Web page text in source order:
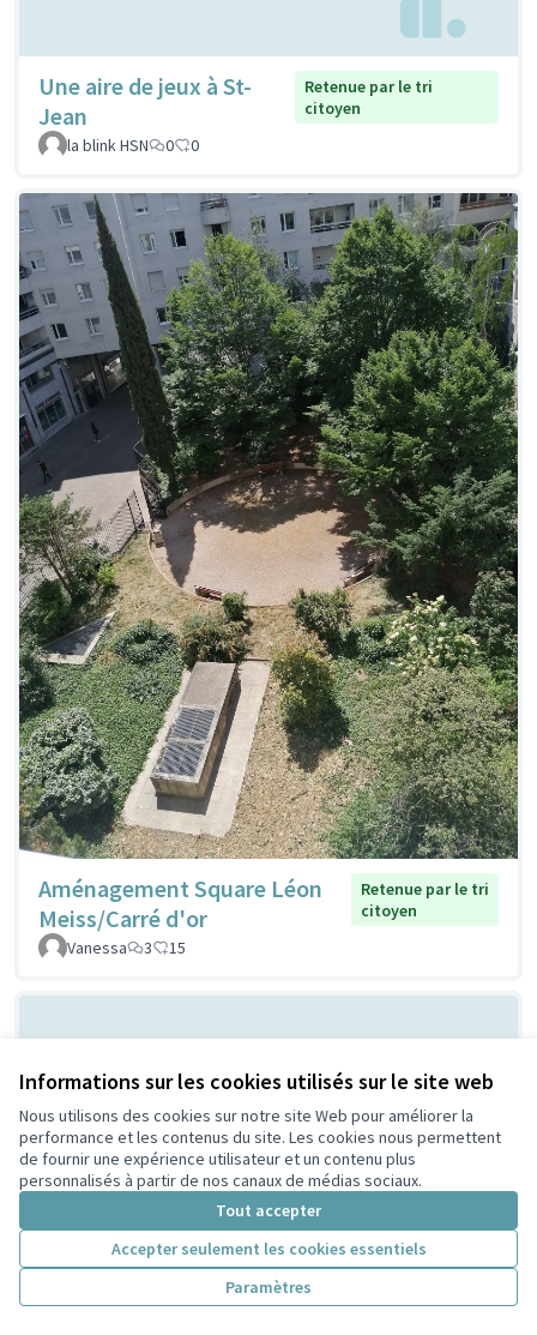
Informations sur les cookies utilisés sur le site web
Nous utilisons des cookies sur notre site Web pour améliorer la
performance et les contenus du site. Les cookies nous permettent
de fournir une expérience utilisateur et un contenu plus
personnalisés à partir de nos canaux de médias sociaux.
Tout accepter
Accepter seulement les cookies essentiels
Paramètres
Une aire de jeux à St-
Jean
Retenue par le tri
citoyen
la blink HSN
0 0
Aménagement Square Léon
Meiss/Carré d'or
Retenue par le tri
citoyen
Vanessa
3 15
Villeurbanne
Non retenue par le tri
citoyen
Febpecker
9 9